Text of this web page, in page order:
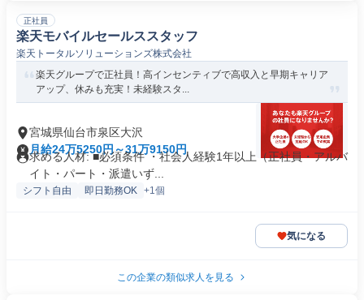
正社員
楽天モバイルセールススタッフ
楽天トータルソリューションズ株式会社
楽天グループで正社員！高インセンティブで高収入と早期キャリア
アップ、休みも充実！未経験スタ...
宮城県仙台市泉区大沢
月給24万5250円～31万9150円
求める人材: ■必須条件 ・社会人経験1年以上（正社員・アルバ
イト・パート・派遣いず...
シフト自由 即日勤務OK +1個
気になる
この企業の類似求人を見る